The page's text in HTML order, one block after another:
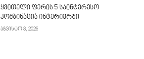
ყვითელი ფერის 5 საინტერესო
კომბინაცია ინტერიერში
აგვისტო 8, 2026